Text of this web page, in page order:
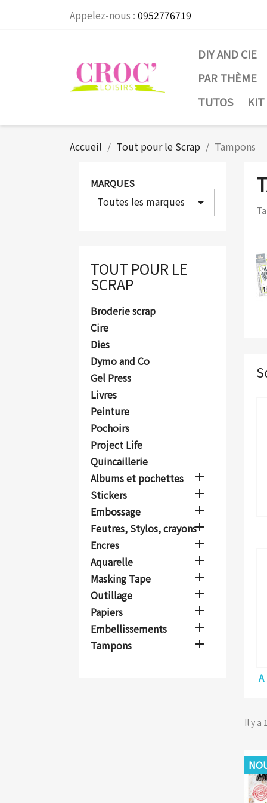
Appelez-nous : 0952776719
DIY AND CIE
PAR THÈME
TUTOS
KIT
Accueil Tout pour le Scrap Tampons
MARQUES
Toutes les marques arrow_drop_down
TOUT POUR LE
SCRAP
Broderie scrap
Cire
Dies
Dymo and Co
Gel Press
Livres
Peinture
Pochoirs
Project Life
Quincaillerie
Albums et pochettes

Stickers

Embossage

Feutres, Stylos, crayons
Encres

Aquarelle

Masking Tape

Outillage

Papiers

Embellissements

Tampons

Il y a